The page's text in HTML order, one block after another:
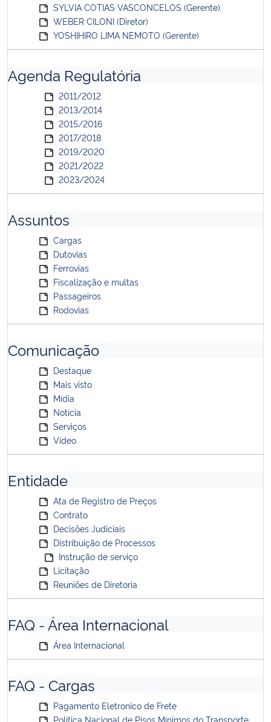
SYLVIA COTIAS VASCONCELOS (Gerente)
WEBER CILONI (Diretor)
YOSHIHIRO LIMA NEMOTO (Gerente)
Agenda Regulatória
2011/2012
2013/2014
2015/2016
2017/2018
2019/2020
2021/2022
2023/2024
Assuntos
Cargas
Dutovias
Ferrovias
Fiscalização e multas
Passageiros
Rodovias
Comunicação
Destaque
Mais visto
Mídia
Notícia
Serviços
Vídeo
Entidade
Ata de Registro de Preços
Contrato
Decisões Judiciais
Distribuição de Processos
Instrução de serviço
Licitação
Reuniões de Diretoria
FAQ - Área Internacional
Área Internacional
FAQ - Cargas
Pagamento Eletronico de Frete
Política Nacional de Pisos Mínimos do Transporte